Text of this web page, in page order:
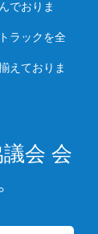
でおりま
ラックを全
えておりま
会 会